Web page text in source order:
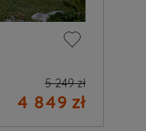
5 249 zł
4 849 zł